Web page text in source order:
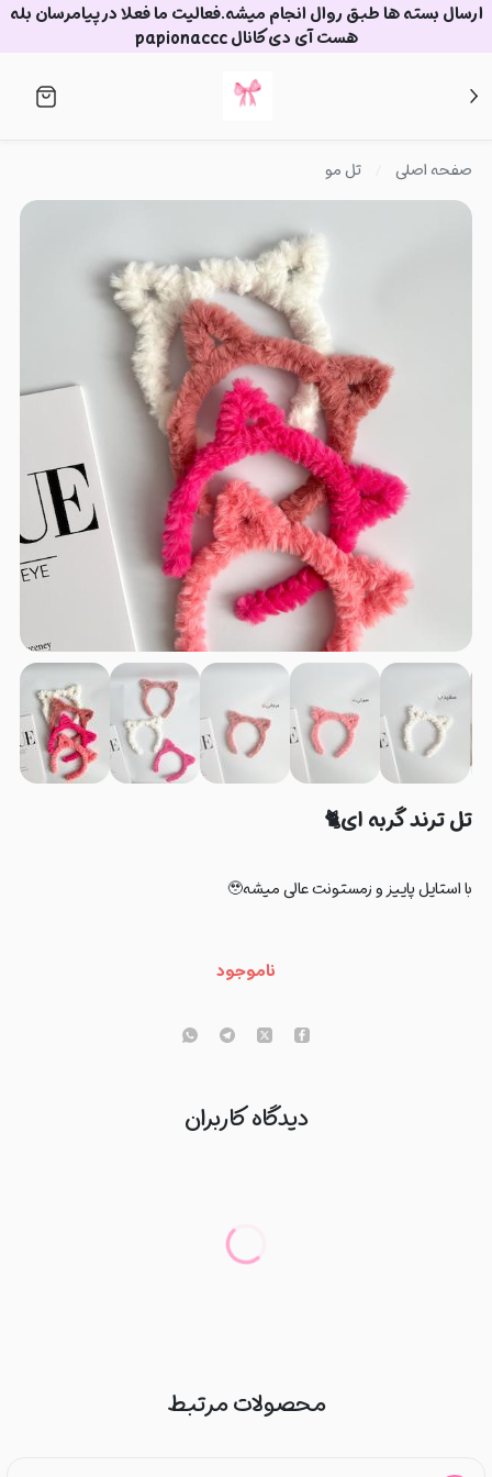
ارسال بسته ها طبق روال انجام میشه.فعالیت ما فعلا در پیامرسان بله
هست آی دی کانال papionaccc
صفحه اصلی تل مو
تل ترند گربه ای🐈
با استایل پاییز و زمستونت عالی میشه🥹
ناموجود
دیدگاه کاربران
محصولات مرتبط